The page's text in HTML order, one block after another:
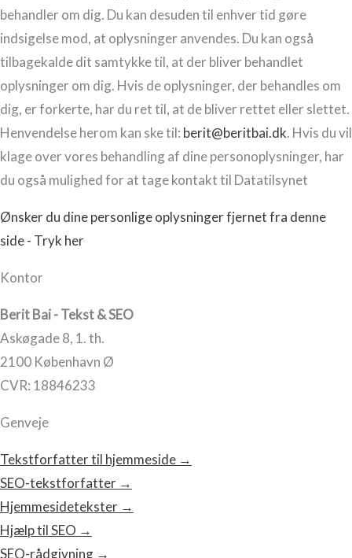
behandler om dig. Du kan desuden til enhver tid gøre
indsigelse mod, at oplysninger anvendes. Du kan også
tilbagekalde dit samtykke til, at der bliver behandlet
oplysninger om dig. Hvis de oplysninger, der behandles om
dig, er forkerte, har du ret til, at de bliver rettet eller slettet.
Henvendelse herom kan ske til: berit@beritbai.dk. Hvis du vil
klage over vores behandling af dine personoplysninger, har
du også mulighed for at tage kontakt til Datatilsynet
Ønsker du dine personlige oplysninger fjernet fra denne
side - Tryk her
Kontor
Berit Bai - Tekst & SEO
Askøgade 8, 1. th.
2100 København Ø
CVR: 18846233
Genveje
Tekstforfatter til hjemmeside →
SEO-tekstforfatter →
Hjemmesidetekster →
Hjælp til SEO →
SEO-rådgivning →